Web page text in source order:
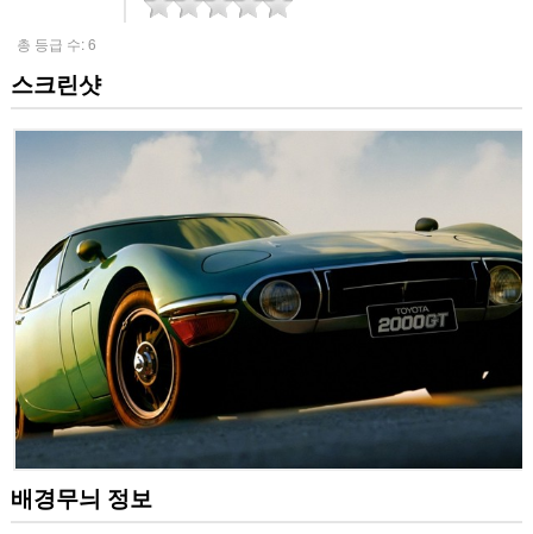
총 등급 수:6
스크린샷
배경무늬 정보